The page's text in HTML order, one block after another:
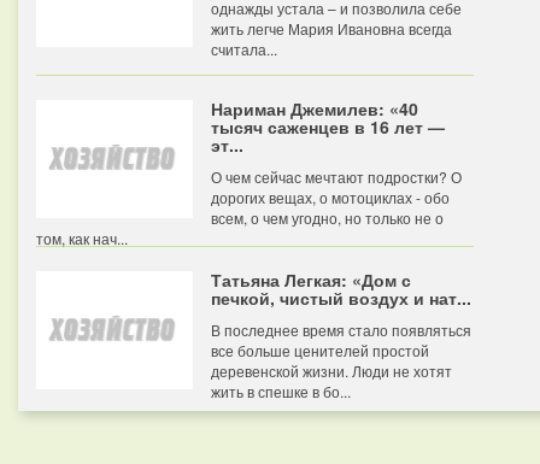
однажды устала – и позволила себе
жить легче Мария Ивановна всегда
считала...
Нариман Джемилев: «40
тысяч саженцев в 16 лет —
эт...
О чем сейчас мечтают подростки? О
дорогих вещах, о мотоциклах - обо
всем, о чем угодно, но только не о
том, как нач...
Татьяна Легкая: «Дом с
печкой, чистый воздух и нат...
В последнее время стало появляться
все больше ценителей простой
деревенской жизни. Люди не хотят
жить в спешке в бо...